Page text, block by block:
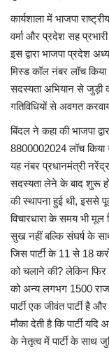
कार्यशाला में भाजपा
वर्मा और प्रदेश सह
इस द्वारा भाजपा प्रदेश
मिस्ड कॉल नंबर लॉच
सदस्यता अभियान से जुड़ी
गतिविधियों से अवगत
बिंदल ने कहा की भाजपा
8800002024 लॉच किया
यह नंबर प्रधानमंत्री नरेंद्र
सदस्यता लेने के बाद शुरू हो
की स्थापना हुई थी, इससे
विचारधारा के समय भी
सुख नहीं बल्कि संघर्ष के
जिस पार्टी के 11 से 18
को चलाने की? लेकिन फिर
को अन्य लगभग 1500
पार्टी एक जीवंत पार्टी है
मौका देती है कि पार्टी
के नेतृत्व में पार्टी के साथ